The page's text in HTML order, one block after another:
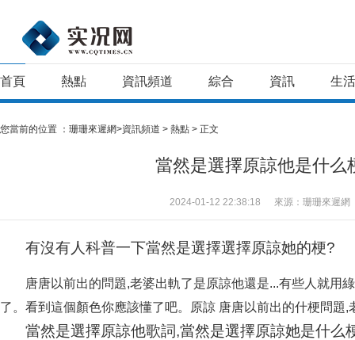
首頁 熱點 資訊頻道 綜合 資訊 生活
您當前的位置 ： 珊珊來遲網>資訊頻道 > 熱點 > 正文
當然是選擇原諒他是什么
2024-01-12 22:38:18 來源：珊珊來遲網
有沒有人科普一下當然是選擇選擇原諒她的梗?
唐唐以前出的問題,老婆出軌了是原諒他還是...有些人就用
了。看到這個顏色你應該懂了吧。原諒 唐唐以前出的什梗問題,
當然是選擇原諒他歌詞,當然是選擇原諒她是什么